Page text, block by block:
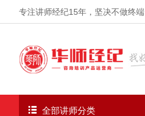
专注讲师经纪15年 ，坚决不做终端
全部讲师分类